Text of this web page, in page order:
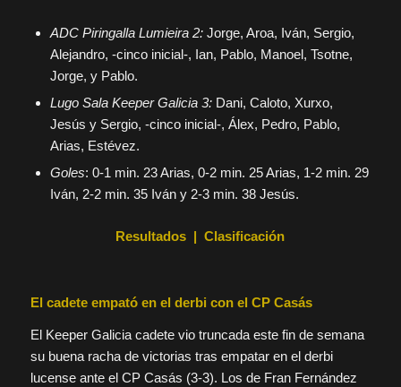
ADC Piringalla Lumieira 2:Jorge, Aroa, Iván, Sergio,
Alejandro, -cinco inicial-, Ian, Pablo, Manoel, Tsotne,
Jorge, y Pablo.
Lugo Sala Keeper Galicia 3:Dani, Caloto, Xurxo,
Jesús y Sergio, -cinco inicial-, Álex, Pedro, Pablo,
Arias, Estévez.
Goles: 0-1 min. 23 Arias, 0-2 min. 25 Arias, 1-2 min. 29
Iván, 2-2 min. 35 Iván y 2-3 min. 38 Jesús.
Resultados |Clasificación
El cadete empató en el derbi con el CP Casás
El Keeper Galicia cadete vio truncada este fin de semana
su buena racha de victorias tras empatar en el derbi
lucense ante el CP Casás (3-3). Los de Fran Fernández